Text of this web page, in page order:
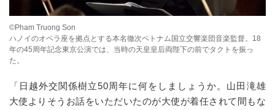
©Pham Truong Son
ハノイのオペラ座を拠点とする本名徹次ベトナム国立交響楽団音楽監督。18
年の45周年記念東京公演では、当時の天皇皇后両陛下の前でタクトを振っ
た。
「日越外交関係樹立50周年に何をしましょうか。山田滝雄
大使よりそうお話をいただいたのが大使が着任されて間もな